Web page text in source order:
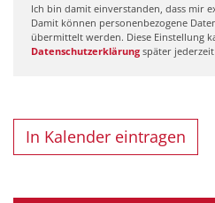
Ich bin damit einverstanden, dass mir
Damit können personenbezogene
übermittelt werden. Diese Einstellung
Datenschutzerklärung später
In Kalender eintragen